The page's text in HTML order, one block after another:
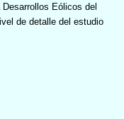
Eólicos del
de detalle del estudio